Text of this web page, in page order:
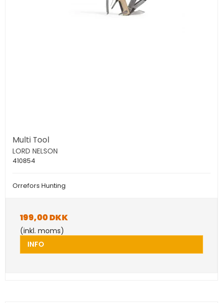
Multi Tool
LORD NELSON
410854
Orrefors Hunting
199,00 DKK
(inkl. moms)
INFO